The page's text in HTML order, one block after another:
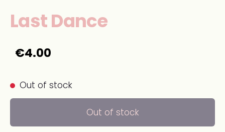
Last Dance
€4.00
Out of stock
Out of stock